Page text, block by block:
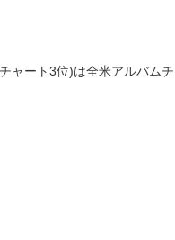
ート3位)は全米アルバムチ